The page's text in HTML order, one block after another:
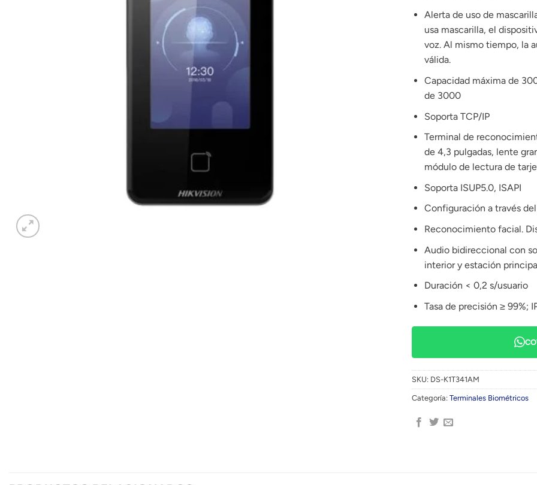
Alerta de uso de
usa mascarilla, el
voz. Al mismo tiempo, la
válida.
Capacidad máxima de
de 3000
Soporta TCP/IP
Terminal de
de 4,3 pulgadas, lente
módulo de lectura de
Soporta ISUP5.0, ISAPI
Configuración a través
Reconocimiento facial.
Audio bidireccional con
interior y estación
Duración < 0,2 s/usuario
Tasa de precisión ≥ 99%;
SKU: DS-K1T341AM
Categoría: Terminales Biométricos